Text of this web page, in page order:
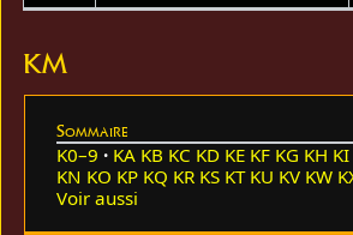
KM
Sommaire
K0–9 KA KB KC KD KE KF KG KH KI
KN KO KP KQ KR KS KT KU KV KW
Voir aussi